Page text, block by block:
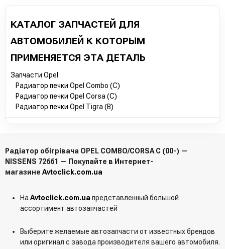
КАТАЛОГ ЗАПЧАСТЕЙ ДЛЯ
АВТОМОБИЛЕЙ К КОТОРЫМ
ПРИМЕНЯЕТСЯ ЭТА ДЕТАЛЬ
Запчасти Opel
Радиатор печки Opel Combo (C)
Радиатор печки Opel Corsa (C)
Радиатор печки Opel Tigra (B)
Радіатор обігрівача OPEL COMBO/CORSA C (00-) —
NISSENS 72661 — Покупайте в Интернет-
магазине Avtoclick.com.ua
На Avtoclick.com.ua представленный большой
ассортимент автозапчастей
Выберите желаемые автозапчасти от известных брендов
или оригинал с завода производителя вашего автомобиля.